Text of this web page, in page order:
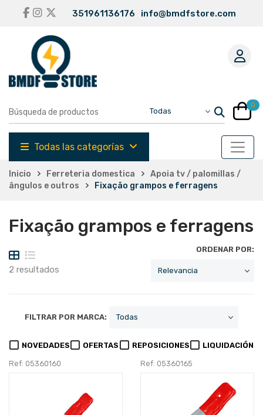
351961136176 info@bmdfstore.com
0
Todas las categorías
Inicio Ferreteria domestica
Apoia tv / palomillas /
ângulos e outros
Fixação grampos e ferragens
Fixação grampos e ferragens
2 resultados
ORDENAR POR:
FILTRAR POR MARCA:
NOVEDADES OFERTAS REPOSICIONES LIQUIDACIÓN
Ref: 05360160 Ref: 05360165